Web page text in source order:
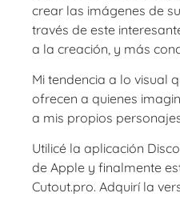
crear las imágenes de
través de este
a la creación, y más
Mi tendencia a lo visual
ofrecen a quienes
a mis propios
Utilicé la aplicación
de Apple y finalmente
Cutout.pro. Adquirí la